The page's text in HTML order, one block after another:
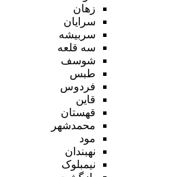
زهان
سرایان
سربیشه
سه قلعه
شوسف
طبس
فردوس
قاین
قهستان
محمدشهر
مود
نهبندان
نیمبلوک